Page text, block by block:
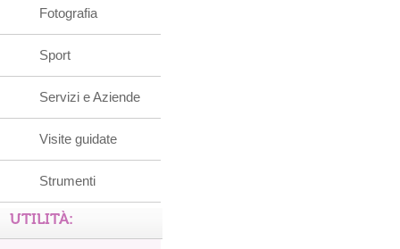
Fotografia
Sport
Servizi e Aziende
Visite guidate
Strumenti
UTILITÀ: